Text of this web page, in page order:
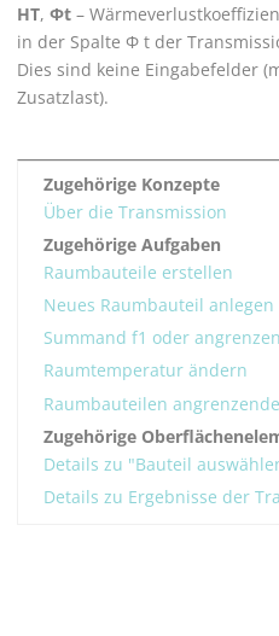
HT, Φt –
in der Spalte Φ t der
Dies sind keine Eingabefelder
Zusatzlast).
Zugehörige Konzepte
Über die Transmission
Zugehörige Aufgaben
Raumbauteile erstellen
Neues Raumbauteil anlegen
Summand f1 oder
Raumtemperatur ändern
Raumbauteilen
Zugehörige
Details zu "Bauteil
Details zu Ergebnisse der